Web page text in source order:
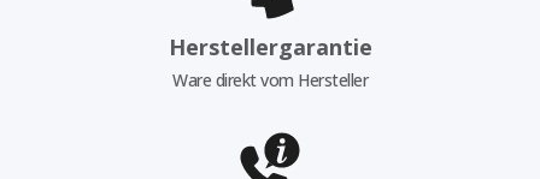
Herstellergarantie
Ware direkt vom Hersteller